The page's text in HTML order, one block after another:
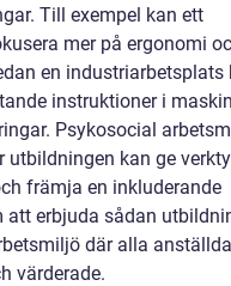
Till exempel kan ett
mer på ergonomi
en industriarbetsplats
instruktioner i
Psykosocial
utbildningen kan ge
främja en inkluderande
att erbjuda sådan
där alla
värderade.